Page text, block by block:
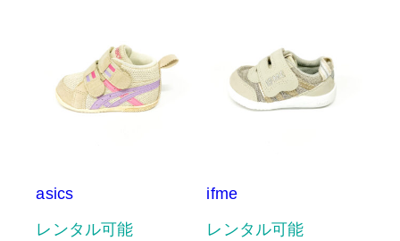
asics
レンタル可能
ifme
レンタル可能